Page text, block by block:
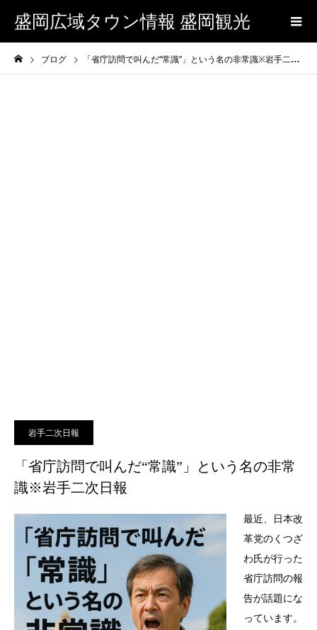
盛岡広域タウン情報 盛岡観光
ブログ 「省庁訪問で叫んだ“常識”」という名の非常識※岩手二次日報
岩手二次日報
「省庁訪問で叫んだ“常識”」という名の非常
識※岩手二次日報
最近、日本改
革党のくつざ
わ氏が行った
省庁訪問の報
告が話題にな
っています。